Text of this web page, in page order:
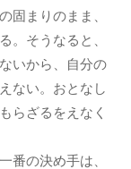
固まりのまま、
。そうなると、
いから、自分の
ない。おとなし
らざるをえなく
番の決め手は、